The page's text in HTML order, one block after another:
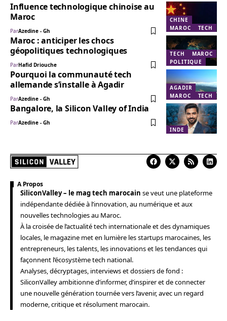
CHINE
MAROC
TECH
Influence technologique chinoise au
Maroc
ParAzedine - Gh
TECH
MAROC
POLITIQUE
Maroc : anticiper les chocs
géopolitiques technologiques
ParHafid Driouche
AGADIR
MAROC
TECH
Pourquoi la communauté tech
allemande s’installe à Agadir
ParAzedine - Gh
INDE
Bangalore, la Silicon Valley of India
ParAzedine - Gh
A Propos
SiliconValley – le mag tech marocain se veut une plateforme
indépendante dédiée à l’innovation, au numérique et aux
nouvelles technologies au Maroc.
À la croisée de l’actualité tech internationale et des dynamiques
locales, le magazine met en lumière les startups marocaines, les
entrepreneurs, les talents, les innovations et les tendances qui
façonnent l’écosystème tech national.
Analyses, décryptages, interviews et dossiers de fond :
SiliconValley ambitionne d’informer, d’inspirer et de connecter
une nouvelle génération tournée vers l’avenir, avec un regard
moderne, critique et résolument marocain.